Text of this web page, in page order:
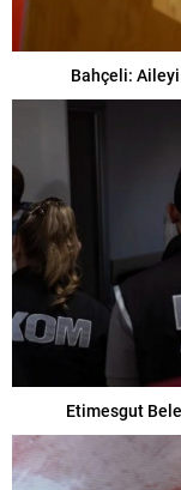
Bahçeli:
Etimesgut